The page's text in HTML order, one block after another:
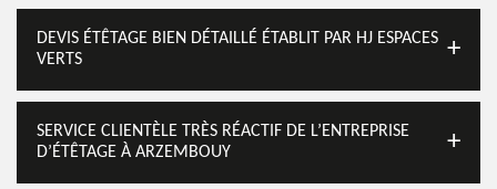
DEVIS ÉTÊTAGE BIEN DÉTAILLÉ ÉTABLIT PAR HJ ESPACES
VERTS
SERVICE CLIENTÈLE TRÈS RÉACTIF DE L’ENTREPRISE
D’ÉTÊTAGE À ARZEMBOUY